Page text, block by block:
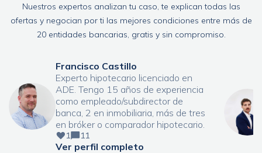
Nuestros expertos analizan tu caso, te explican todas las
ofertas y negocian por ti las mejores condiciones entre más de
20 entidades bancarias, gratis y sin compromiso.
Francisco Castillo
Experto hipotecario licenciado en
ADE. Tengo 15 años de experiencia
como empleado/subdirector de
banca, 2 en inmobiliaria, más de tres
en bróker o comparador hipotecario.
1 11
Ver perfil completo